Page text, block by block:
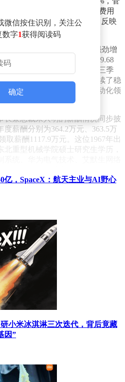
用投入增幅达35.74%，财务费用
"有增有减"的费用结构调整，反映
技术投入之间的平衡策略。
数据，公司上半年已展现强劲增
同比增长26.73%，净利润29.68
半年度与前三季度数据，第三季
元，净利润12.86亿元，延续了稳
的业绩表现，与其在工业自动化领
长兼总裁朱兴明的薪酬情况同步披
度薪酬分别为364.2万元、363.5万
取薪酬1117.9万元。这位1967年出
重型机械学院硕士研究生学历，
股东深圳市汇川投资有限公司执行
2003年的高新技术企业，总部坐落
年成功登陆创业板。公司业务
产品矩阵包括变频器、伺服系统、
业机器人整机产品。在新能源
入多家主流车企供应链；轨道交
广泛应用于城市地铁、轻轨等公
化+新能源+轨道交通"的三轮驱动
坚实基础。
微信按住识别，关注公
数字1获得阅读码
确定
亿，SpaceX：航天主业与AI野心
小米冰淇淋三次迭代，背后竟藏
因”